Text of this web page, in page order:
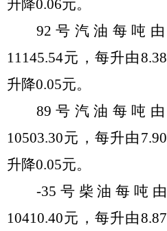
升降0.06元。
92号汽油每吨由
11145.54元，每升由8.38
升降0.05元。
89号汽油每吨由
10503.30元，每升由 7.90
升降0.05元。
-35号柴油每吨由
10410.40元，每升由8.87